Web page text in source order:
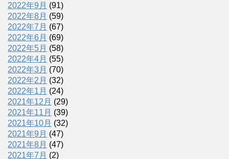
2022年9月 (91)
2022年8月 (59)
2022年7月 (67)
2022年6月 (69)
2022年5月 (58)
2022年4月 (55)
2022年3月 (70)
2022年2月 (32)
2022年1月 (24)
2021年12月 (29)
2021年11月 (39)
2021年10月 (32)
2021年9月 (47)
2021年8月 (47)
2021年7月 (2)